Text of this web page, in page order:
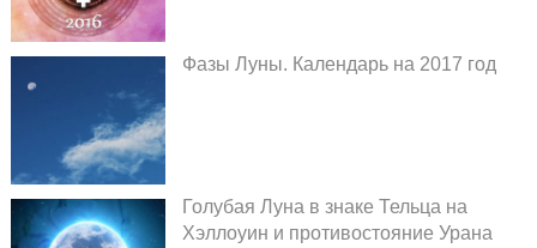
Фазы Луны. Календарь на 2017 год
Голубая Луна в знаке Тельца на
Хэллоуин и противостояние Урана